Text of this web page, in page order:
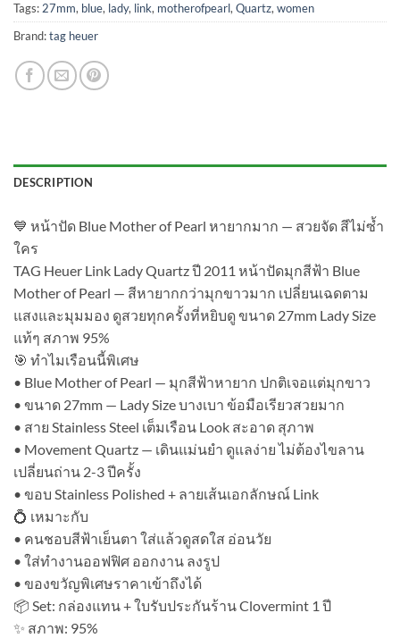
Tags:27mm, blue, lady, link, motherofpearl,Quartz,women
Brand:tag heuer
DESCRIPTION
💙 หน้าปัด Blue Mother of Pearl หายากมาก — สวยจัด สีไม่ซ้ำ
ใคร
TAG Heuer Link Lady Quartz ปี 2011 หน้าปัดมุกสีฟ้า Blue
Mother of Pearl — สีหายากกว่ามุกขาวมาก เปลี่ยนเฉดตาม
แสงและมุมมอง ดูสวยทุกครั้งที่หยิบดู ขนาด 27mm Lady Size
แท้ๆ สภาพ 95%
🎯 ทำไมเรือนนี้พิเศษ
• Blue Mother of Pearl — มุกสีฟ้าหายาก ปกติเจอแต่มุกขาว
• ขนาด 27mm — Lady Size บางเบา ข้อมือเรียวสวยมาก
• สาย Stainless Steel เต็มเรือน Look สะอาด สุภาพ
• Movement Quartz — เดินแม่นยำ ดูแลง่าย ไม่ต้องไขลาน
เปลี่ยนถ่าน 2-3 ปีครั้ง
• ขอบ Stainless Polished + ลายเส้นเอกลักษณ์ Link
💍 เหมาะกับ
• คนชอบสีฟ้าเย็นตา ใส่แล้วดูสดใส อ่อนวัย
• ใส่ทำงานออฟฟิศ ออกงาน ลงรูป
• ของขวัญพิเศษราคาเข้าถึงได้
📦 Set: กล่องแทน + ใบรับประกันร้าน Clovermint 1 ปี
✨ สภาพ: 95%